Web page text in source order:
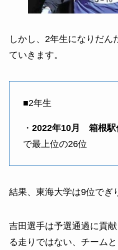
しかし、2年生になりだん
ていきます。
■2年生
・ 2022年10月 箱根駅
で最上位の26位
結果、東海大学は9位でぎ
吉田選手は予選通過に貢
る走りではない、チーム